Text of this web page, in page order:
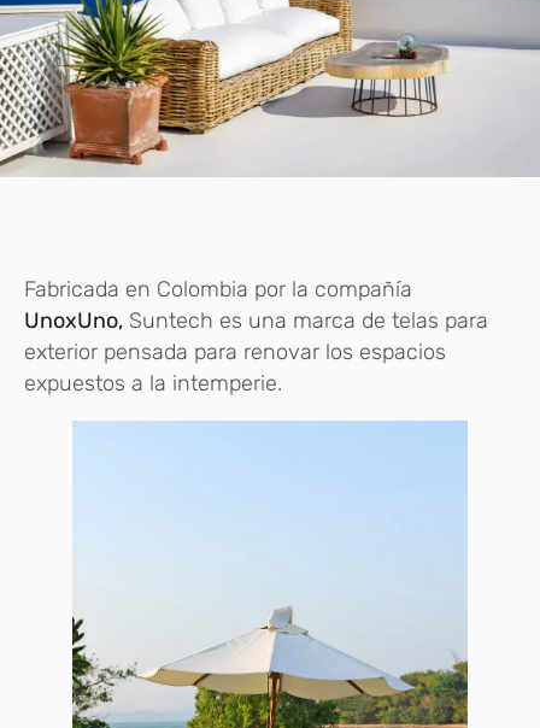
Fabricada en Colombia por la compañía
UnoxUno, Suntech es una marca de telas para
exterior pensada para renovar los espacios
expuestos a la intemperie.